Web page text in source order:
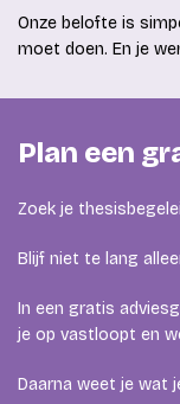
Onze belofte is
moet doen. En je
Plan een
Zoek je
Blijf niet te lang
In een gratis
je op vastloopt en
Daarna weet je wat